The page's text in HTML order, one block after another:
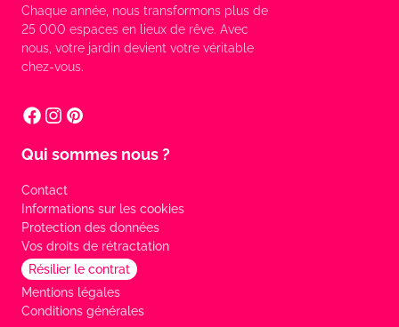
Chaque année, nous transformons plus de
25 000 espaces en lieux de rêve. Avec
nous, votre jardin devient votre véritable
chez-vous.
Qui sommes nous ?
Contact
Informations sur les cookies
Protection des données
Vos droits de rétractation
Résilier le contrat
Mentions légales
Conditions générales